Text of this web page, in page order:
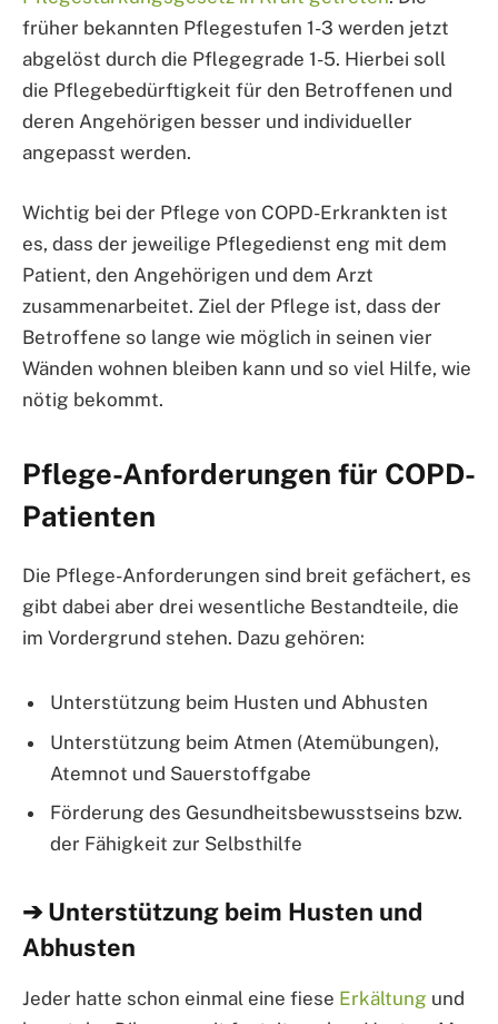
früher bekannten Pflegestufen 1-3 werden jetzt
abgelöst durch die Pflegegrade 1-5. Hierbei soll
die Pflegebedürftigkeit für den Betroffenen und
deren Angehörigen besser und individueller
angepasst werden.
Wichtig bei der Pflege von COPD-Erkrankten ist
es, dass der jeweilige Pflegedienst eng mit dem
Patient, den Angehörigen und dem Arzt
zusammenarbeitet. Ziel der Pflege ist, dass der
Betroffene so lange wie möglich in seinen vier
Wänden wohnen bleiben kann und so viel Hilfe, wie
nötig bekommt.
Pflege-Anforderungen für COPD-
Patienten
Die Pflege-Anforderungen sind breit gefächert, es
gibt dabei aber drei wesentliche Bestandteile, die
im Vordergrund stehen. Dazu gehören:
Unterstützung beim Husten und Abhusten
Unterstützung beim Atmen (Atemübungen),
Atemnot und Sauerstoffgabe
Förderung des Gesundheitsbewusstseins bzw.
der Fähigkeit zur Selbsthilfe
➔ Unterstützung beim Husten und
Abhusten
Jeder hatte schon einmal eine fiese Erkältung und